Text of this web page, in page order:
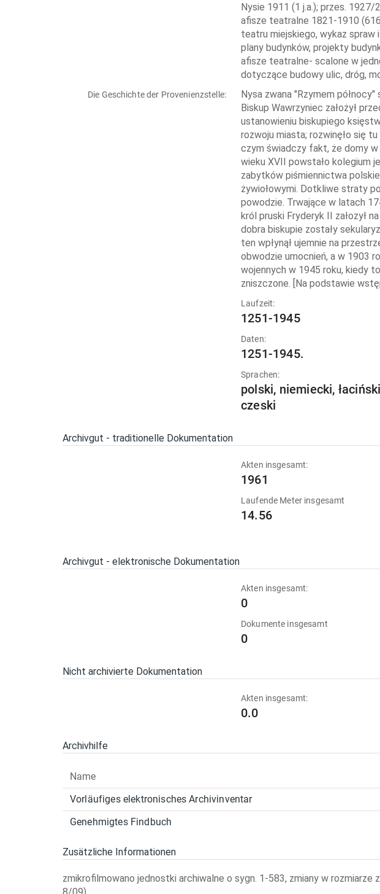
Nysie 1911 (1 j.a.); przes.
afisze teatralne 1821-1910
teatru miejskiego, wykaz spraw
plany budynków, projekty
afisze teatralne- scalone w
dotyczące budowy ulic, dróg,
Die Geschichte der Provenienzstelle:
Nysa zwana "Rzymem
Biskup Wawrzyniec założył
ustanowieniu biskupiego
rozwoju miasta; rozwinęło się
czym świadczy fakt, że domy w
wieku XVII powstało kolegium
zabytków piśmiennictwa
żywiołowymi. Dotkliwe straty
powodzie. Trwające w latach
król pruski Fryderyk II załozył
dobra biskupie zostały
ten wpłynął ujemnie na
obwodzie umocnień, a w 1903
wojennych w 1945 roku, kiedy
zniszczone. [Na podstawie
Laufzeit:
1251-1945
Daten:
1251-1945.
Sprachen:
polski, niemiecki,
czeski
Archivgut - traditionelle Dokumentation
Akten insgesamt:
1961
Laufende Meter insgesamt
14.56
Archivgut - elektronische Dokumentation
Akten insgesamt:
0
Dokumente insgesamt
0
Nicht archivierte Dokumentation
Akten insgesamt:
0.0
Archivhilfe
Name
Vorläufiges elektronisches Archivinventar
Genehmigtes Findbuch
Zusätzliche Informationen
zmikrofilmowano jednostki archiwalne o sygn. 1-583, zmiany w